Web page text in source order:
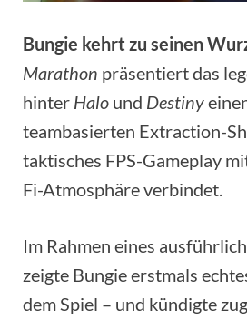
Bungie kehrt zu seinen
Marathon präsentiert das
hinter Halo und Destiny
teambasierten Extraction-
taktisches FPS-Gameplay
Fi-Atmosphäre verbindet.
Im Rahmen eines
zeigte Bungie erstmals
dem Spiel – und kündigte